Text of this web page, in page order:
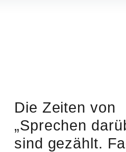
Die Zeiten von
„Sprechen
sind gezählt.